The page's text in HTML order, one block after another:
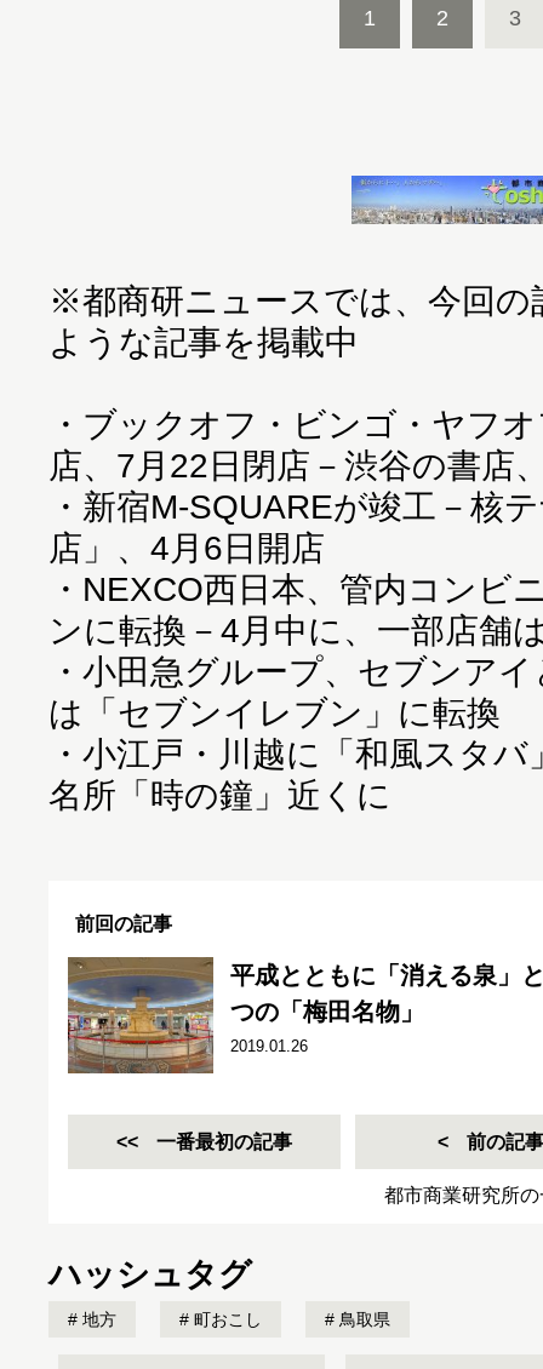
1 2 3
※都商研ニュースでは、今回の
ような記事を掲載中
・ ブックオフ・ビンゴ・ヤフ
店、7月22日閉店－渋谷の書店
・ 新宿M-SQUAREが竣工－核
店」、4月6日開店
・ NEXCO西日本、管内コンビ
ンに転換－4月中に、一部店舗
・ 小田急グループ、セブンア
は「セブンイレブン」に転換
・ 小江戸・川越に「和風スタバ
名所「時の鐘」近くに
前回の記事
平成とともに「消える泉」
つの「梅田名物」
2019.01.26
一番最初の記事 前の記事
都市商業研究所
ハッシュタグ
地方 町おこし 鳥取県